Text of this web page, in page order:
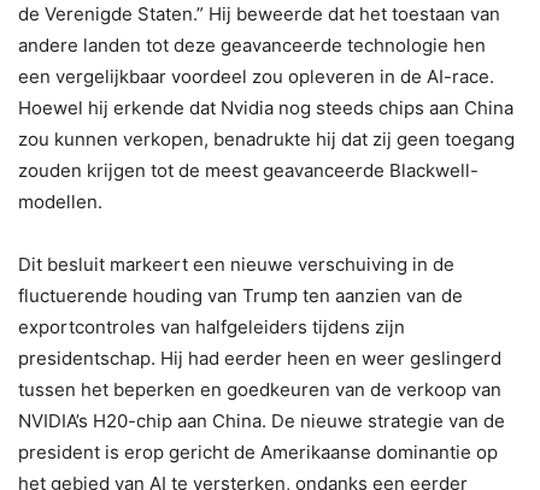
de Verenigde Staten.” Hij beweerde dat het toestaan ​​van
andere landen tot deze geavanceerde technologie hen
een vergelijkbaar voordeel zou opleveren in de AI-race.
Hoewel hij erkende dat Nvidia nog steeds chips aan China
zou kunnen verkopen, benadrukte hij dat zij geen toegang
zouden krijgen tot de meest geavanceerde Blackwell-
modellen.
Dit besluit markeert een nieuwe verschuiving in de
fluctuerende houding van Trump ten aanzien van de
exportcontroles van halfgeleiders tijdens zijn
presidentschap. Hij had eerder heen en weer geslingerd
tussen het beperken en goedkeuren van de verkoop van
NVIDIA’s H20-chip aan China. De nieuwe strategie van de
president is erop gericht de Amerikaanse dominantie op
het gebied van AI te versterken, ondanks een eerder